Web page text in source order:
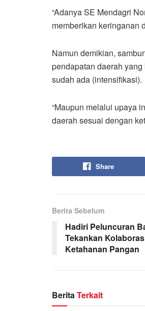
“Adanya SE Mendagri
memberikan keringanan
Namun demikian,
pendapatan daerah
sudah ada (intensifikasi).
“Maupun melalui upaya
daerah sesuai dengan
Share
Berita Sebelum
Hadiri Peluncuran
Tekankan
Ketahanan Pangan
BeritaTerkait